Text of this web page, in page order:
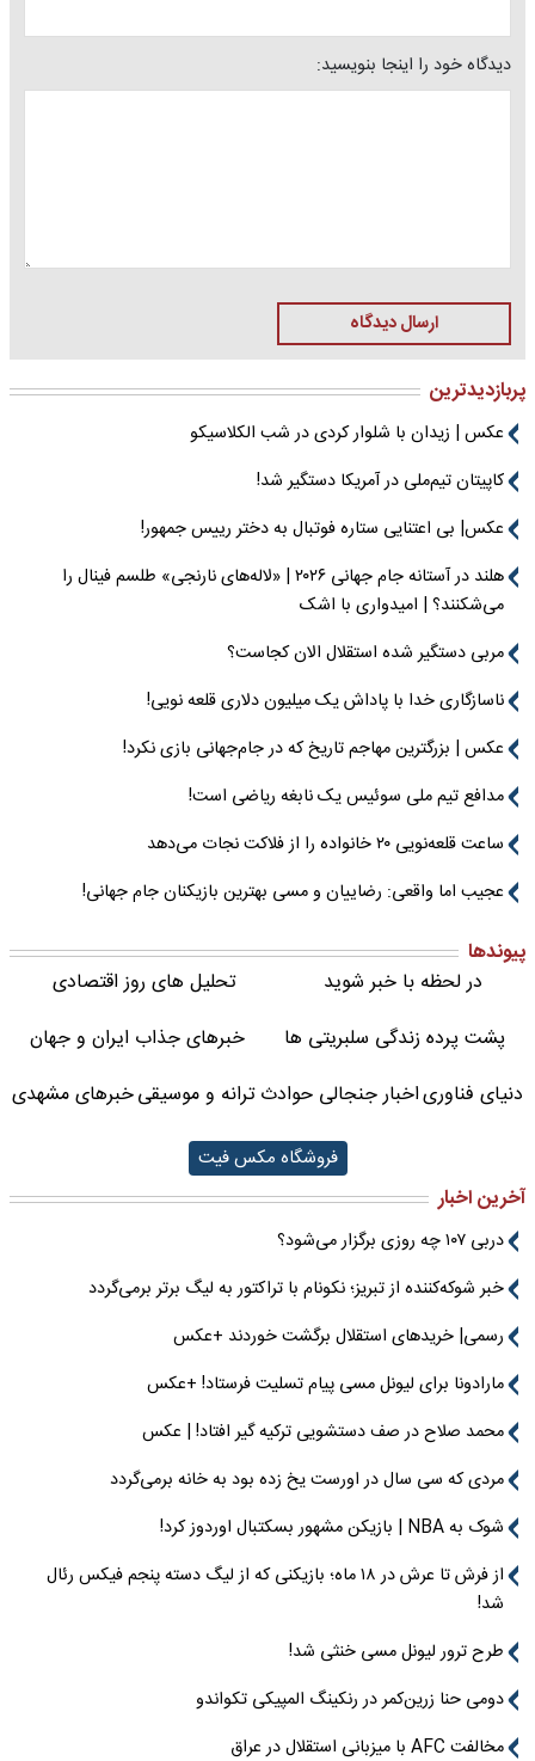
دیدگاه خود را اینجا بنویسید:
ارسال دیدگاه
پربازدیدترین
عکس | زیدان با شلوار کردی در شب الکلاسیکو
کاپیتان تیم‌ملی در آمریکا دستگیر شد!
عکس| بی اعتنایی ستاره فوتبال به دختر رییس جمهور!
هلند در آستانه جام جهانی ۲۰۲۶ | «لاله‌های نارنجی» طلسم فینال را
می‌شکنند؟ | امیدواری با اشک
مربی دستگیر شده استقلال الان کجاست؟
ناسازگاری خدا با پاداش یک میلیون دلاری قلعه نویی!
عکس | بزرگترین مهاجم تاریخ که در جام‌جهانی بازی نکرد!
مدافع تیم ملی سوئیس یک نابغه ریاضی است!
ساعت قلعه‌نویی ۲۰ خانواده را از فلاکت نجات می‌دهد
عجیب اما واقعی: رضاییان و مسی بهترین بازیکنان جام جهانی!
پیوندها
در لحظه با خبر شوید
تحلیل های روز اقتصادی
پشت پرده زندگی سلبریتی ها
خبرهای جذاب ایران و جهان
دنیای فناوریاخبار جنجالی حوادثترانه و موسیقیخبرهای مشهدی
فروشگاه مکس فیت
آخرین اخبار
دربی ۱۰۷ چه روزی برگزار می‌شود؟
خبر شوکه‌کننده از تبریز؛ نکونام با تراکتور به لیگ برتر برمی‌گردد
رسمی| خریدهای استقلال برگشت خوردند +عکس
مارادونا برای لیونل مسی پیام تسلیت فرستاد! +عکس
محمد صلاح در صف دستشویی ترکیه گیر افتاد! | عکس
مردی که سی سال در اورست یخ زده بود به خانه برمی‌گردد
شوک به NBA | بازیکن مشهور بسکتبال اوردوز کرد!
از فرش تا عرش در ۱۸ ماه؛ بازیکنی که از لیگ دسته پنجم فیکس رئال
شد!
طرح ترور لیونل مسی خنثی شد!
دومی حنا زرین‌کمر در رنکینگ المپیکی تکواندو
مخالفت AFC با میزبانی استقلال در عراق